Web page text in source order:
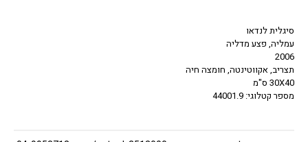
סיגלית לנדאו
עמליה, פצע מדליה
2006
תצריב, אקווטינטה, חומצה חיה
30X40 ס"מ
מספר קטלוגי: 44001.9